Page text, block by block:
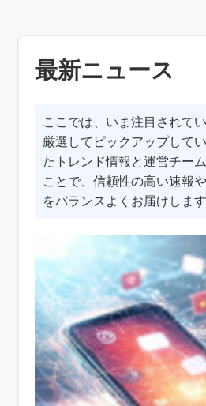
最新ニュース
ここでは、いま注目されて
厳選してピックアップして
たトレンド情報と運営チー
ことで、信頼性の高い速報
をバランスよくお届けします